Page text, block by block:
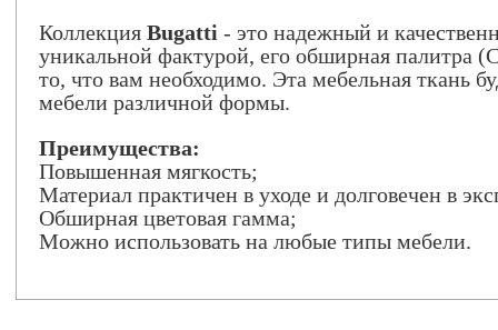
Коллекция Bugatti - это надежный и
уникальной фактурой, его обширная палитра
то, что вам необходимо. Эта мебельная ткань
мебели различной формы.
Преимущества:
Повышенная мягкость;
Материал практичен в уходе и долговечен в
Обширная цветовая гамма;
Можно использовать на любые типы мебели.